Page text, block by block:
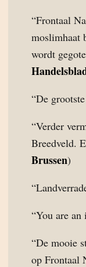
“Frontaal
moslimhaat
wordt
“De
“Verder
Breedveld.
Brussen)
“You are
“De mooie
op Frontaal